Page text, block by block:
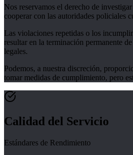
Nos reservamos el derecho de
cooperar con las autoridades policiales
Las violaciones repetidas o los
resultar en la terminación permanente
legales.
Podemos, a nuestra discreción,
tomar medidas de cumplimiento, pero
Calidad del Servicio
Estándares de Rendimiento